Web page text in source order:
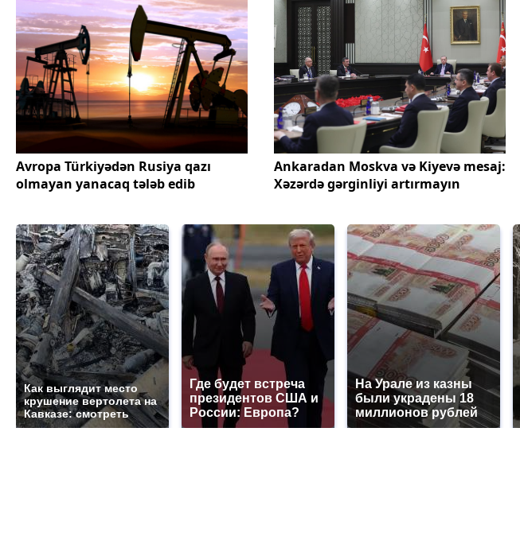
Avropa Türkiyədən Rusiya qazı
olmayan yanacaq tələb edib
Ankaradan Moskva və Kiyevə mesaj:
Xəzərdə gərginliyi artırmayın
Как выглядит место
крушение вертолета на
Кавказе: смотреть
Где будет встреча
президентов США и
России: Европа?
На Урале из казны
были украдены 18
миллионов рублей